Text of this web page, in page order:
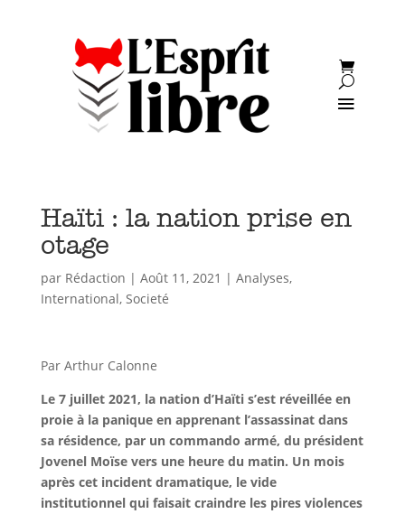
Haïti : la nation prise en
otage
par Rédaction | Août 11, 2021 | Analyses,
International, Societé
Par Arthur Calonne
Le 7 juillet 2021, la nation d’Haïti s’est réveillée en
proie à la panique en apprenant l’assassinat dans
sa résidence, par un commando armé, du président
Jovenel Moïse vers une heure du matin. Un mois
après cet incident dramatique, le vide
institutionnel qui faisait craindre les pires violences